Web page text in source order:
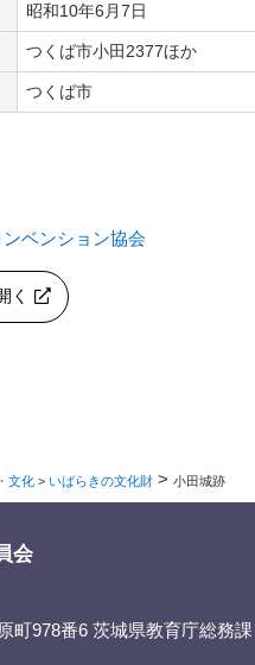
昭和10年6月7日
つくば市小田2377ほか
つくば市
ベンション協会
く
文化 > いばらきの文化財 >小田城跡
会
町978番6 茨城県教育庁総務課